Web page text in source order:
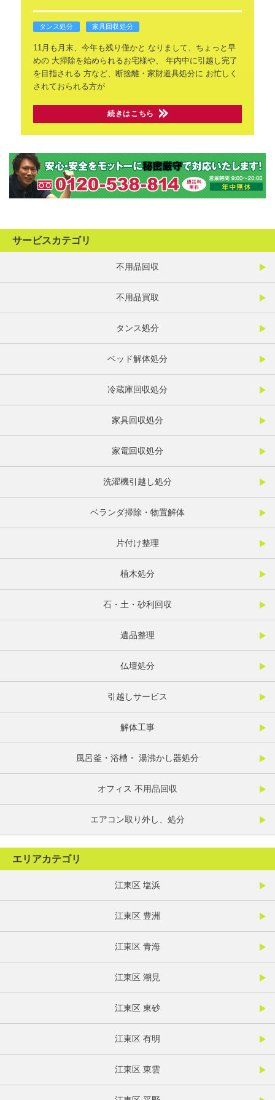
タンス処分 家具回収処分
11月も月末、今年も残り僅かと なりまして、ちょっと早
めの大掃除を始められるお宅様や、
年内中に引越し完了
を目指される 方など、断捨離・家財道具処分に お忙しく
されておられる方が
続きはこちら
サービスカテゴリ
不用品回収
不用品買取
タンス処分
ベッド解体処分
冷蔵庫回収処分
家具回収処分
家電回収処分
洗濯機引越し処分
ベランダ掃除・物置解体
片付け整理
植木処分
石・土・砂利回収
遺品整理
仏壇処分
引越しサービス
解体工事
風呂釜・浴槽・ 湯沸かし器処分
オフィス 不用品回収
エアコン取り外し、処分
エリアカテゴリ
江東区 塩浜
江東区 豊洲
江東区 青海
江東区 潮見
江東区 東砂
江東区 有明
江東区 東雲